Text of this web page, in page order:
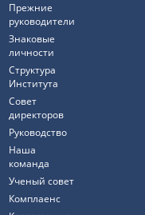
Прежние
руководители
Знаковые
личности
Структура
Института
Совет
директоров
Руководство
Наша
команда
Ученый совет
Комплаенс